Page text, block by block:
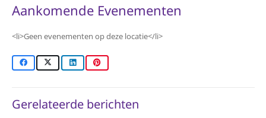
Aankomende Evenementen
<li>Geen evenementen op deze locatie</li>
Gerelateerde berichten